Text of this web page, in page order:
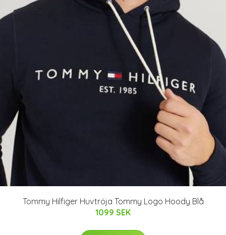
Tommy Hilfiger Huvtröja Tommy Logo Hoody Blå
1099 SEK